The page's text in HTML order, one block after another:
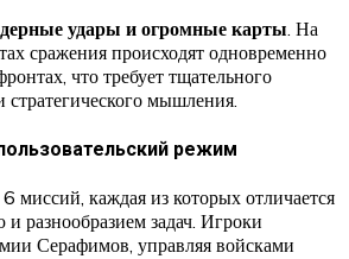
удары и огромные карты. На
сражения происходят одновременно
что требует тщательного
стратегического мышления.
режим
миссий, каждая из которых отличается
разнообразием задач. Игроки
Серафимов, управляя войсками